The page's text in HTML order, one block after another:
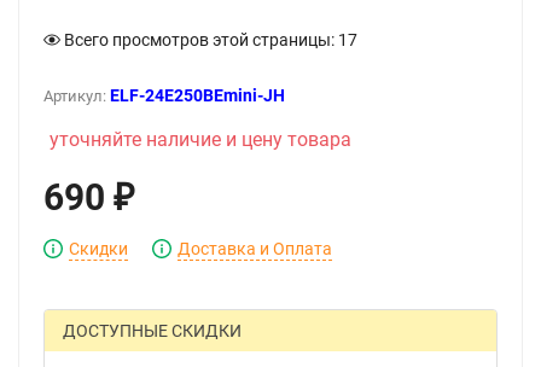
Всего просмотров этой страницы: 17
Артикул: ELF-24E250BEmini-JH
уточняйте наличие и цену товара
690 ₽
Скидки Доставка и Оплата
ДОСТУПНЫЕ СКИДКИ